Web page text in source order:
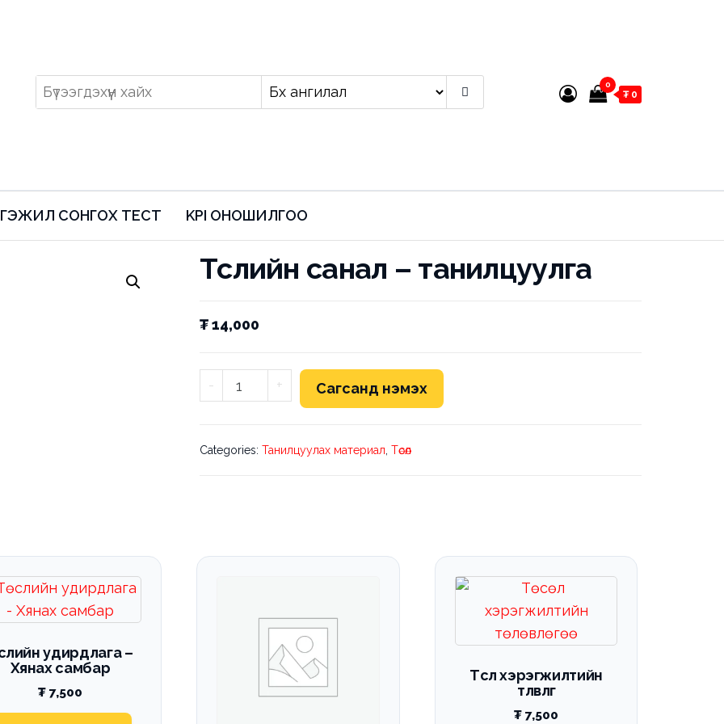
0
₮ 0
СОНГОХ ТЕСТ KPI ОНОШИЛГОО
Төслийн санал – танилцуулга
₮14,000
-
Төслийн
санал
танилцуулга
+ Сагсанд нэмэх
Categories: Танилцуулах материал Төсөл
удирдлага –
Хянах самбар
₮7,500
Төсөл хэрэгжилтийн
төлөвлөгөө
₮ 7,500